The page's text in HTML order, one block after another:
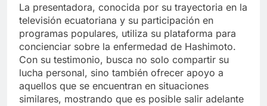
La presentadora, conocida por su trayectoria en la
televisión ecuatoriana y su participación en
programas populares, utiliza su plataforma para
concienciar sobre la enfermedad de Hashimoto.
Con su testimonio, busca no solo compartir su
lucha personal, sino también ofrecer apoyo a
aquellos que se encuentran en situaciones
similares, mostrando que es posible salir adelante